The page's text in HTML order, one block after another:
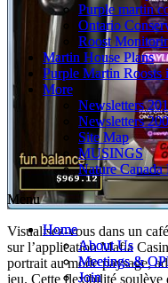
Purple martin
Ontario
Roost
Martin House Plans
Purple Martin Roosts
More
Newsletters
Newsletters
Site Map
MUSINGS
Nature
Menu
Home
About Us
Meetings &
Join
Purple martin
Ontario
Roost
Martin House Plans
Purple Martin Roosts
More
Newsletters
Newsletters
Site Map
MUSINGS
Nature
Menu
Home
About Us
Meetings &
Join
Visualisez-vous dans un
sur l’application Mafia
portrait au mode paysage,
jeu. Cette flexibilité soulève